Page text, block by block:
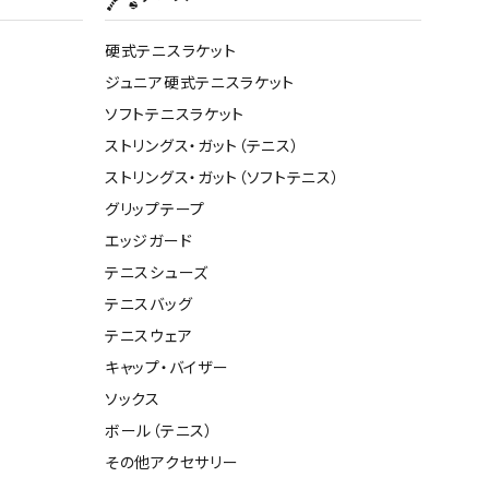
硬式テニスラケット
ジュニア硬式テニスラケット
ソフトテニスラケット
ストリングス・ガット（テニス）
ストリングス・ガット（ソフトテニス）
グリップテープ
エッジガード
テニスシューズ
テニスバッグ
テニスウェア
キャップ・バイザー
ソックス
ボール（テニス）
その他アクセサリー